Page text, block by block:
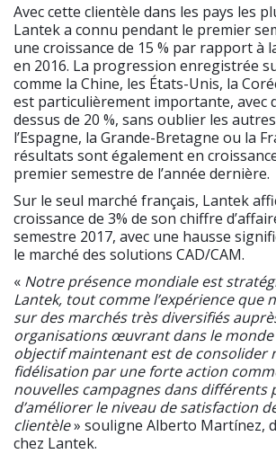
Avec cette clientèle dans les pays les
Lantek a connu pendant le premier
une croissance de 15 % par rapport à
en 2016. La progression enregistrée
comme la Chine, les États-Unis, la
est particulièrement importante, avec
dessus de 20 %, sans oublier les
l’Espagne, la Grande-Bretagne ou la
résultats sont également en
premier semestre de l’année dernière.
Sur le seul marché français, Lantek
croissance de 3% de son chiffre
semestre 2017, avec une hausse
le marché des solutions CAD/CAM.
« Notre présence mondiale est
Lantek, tout comme l’expérience que
sur des marchés très diversifiés
organisations œuvrant dans le
objectif maintenant est de consolider
fidélisation par une forte action
nouvelles campagnes dans différents
d’améliorer le niveau de satisfaction
clientèle» souligne Alberto Martínez,
chez Lantek.